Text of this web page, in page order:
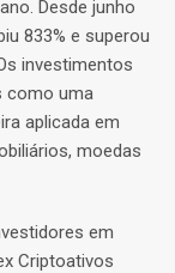
Desde junho
833% e superou
investimentos
como uma
aplicada em
moedas
em
Criptoativos